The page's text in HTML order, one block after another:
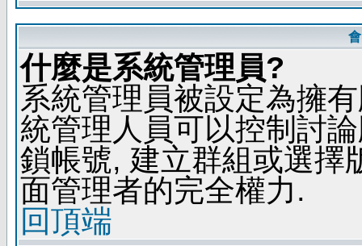
什麼是系統管理員?
系統管理員被設定為擁
統管理人員可以控制討
鎖帳號, 建立群組或選擇
面管理者的完全權力.
回頂端